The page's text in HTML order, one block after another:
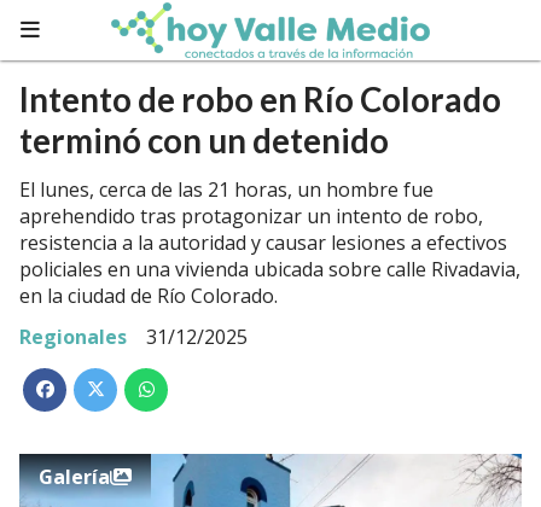
Intento de robo en Río Colorado
terminó con un detenido
El lunes, cerca de las 21 horas, un hombre fue
aprehendido tras protagonizar un intento de robo,
resistencia a la autoridad y causar lesiones a efectivos
policiales en una vivienda ubicada sobre calle Rivadavia,
en la ciudad de Río Colorado.
Regionales
31/12/2025
Galería